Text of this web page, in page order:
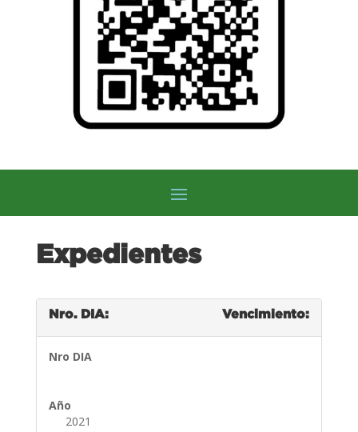
Expedientes
Nro. DIA: Vencimiento:
Nro DIA
Año
2021